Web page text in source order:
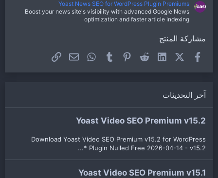
Yoast News SEO for WordPress Plugin Premiums
Boost your news site's visibility with advanced Google News
optimization and faster article indexing
مشاركة المنتج
فيسبوكX (Twitter)
LinkedIn
Reddit
Pinterest
Tumblr
WhatsAppالبريد الإلكتروني
آخر التحديثات
Yoast Video SEO Premium v15.2
Download Yoast Video SEO Premium v15.2 for WordPress
Plugin Nulled Free 2026-04-14 - v15.2 *...
Yoast Video SEO Premium v15.1